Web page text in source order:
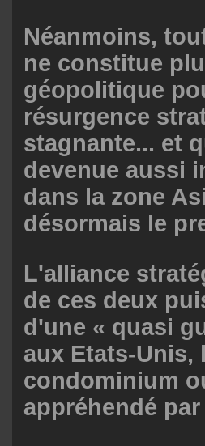
Néanmoins,
ne constitue
géopolitique
résurgence
stagnante... et
devenue aussi
dans la zone
désormais le
L'alliance
de ces deux
d'une « quasi
aux Etats-Unis,
condominium
appréhendé